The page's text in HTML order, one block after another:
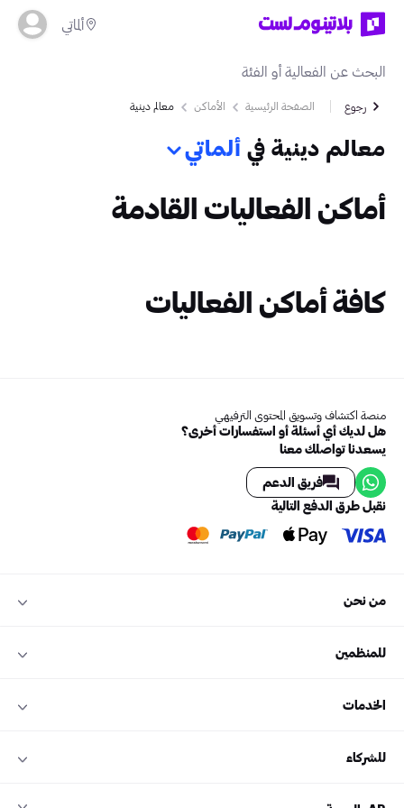
ألماتي
رجوع الصفحة الرئيسية الأماكن معالم دينية
معالم دينية في ألماتي
أماكن الفعاليات القادمة
كافة أماكن الفعاليات
منصة اكتشاف وتسويق المحتوى الترفيهي
هل لديك أي أسئلة أو استفسارات أخرى؟
يسعدنا تواصلك معنا
فريق الدعم
نقبل طرق الدفع التالية
من نحن
للمنظمين
الخدمات
للشركاء